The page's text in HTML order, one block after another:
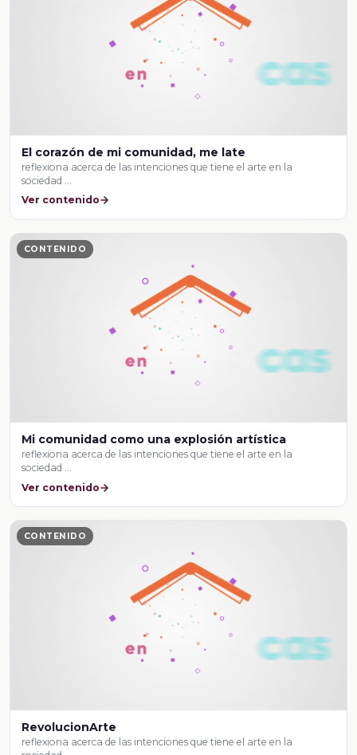
El corazón de mi comunidad, me late
reflexiona acerca de las intenciones que tiene el arte en la
sociedad …
Ver contenido
CONTENIDO
Mi comunidad como una explosión artística
reflexiona acerca de las intenciones que tiene el arte en la
sociedad …
Ver contenido
CONTENIDO
RevolucionArte
reflexiona acerca de las intenciones que tiene el arte en la